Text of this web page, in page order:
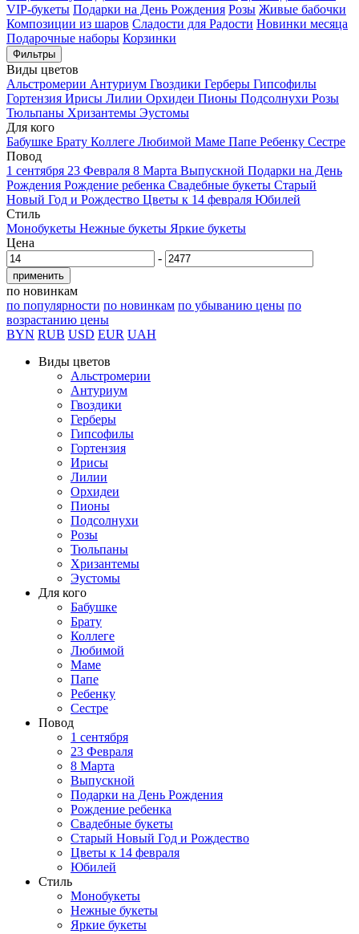
VIP-букеты Подарки на День Рождения Розы Живые бабочки
Композиции из шаров Cладости для Радости Новинки месяца
Подарочные наборы Корзинки
Фильтры
Виды цветов
Альстромерии Антуриум Гвоздики Герберы Гипсофилы
Гортензия Ирисы Лилии Орхидеи Пионы Подсолнухи Розы
Тюльпаны Хризантемы Эустомы
Для кого
Бабушке Брату Коллеге Любимой Маме Папе Ребенку Сестре
Повод
1 сентября 23 Февраля 8 Марта Выпускной Подарки на День
Рождения Рождение ребенка Свадебные букеты Старый
Новый Год и Рождество Цветы к 14 февраля Юбилей
Стиль
Монобукеты Нежные букеты Яркие букеты
Цена
-
применить
по новинкам
по популярности по новинкам по убыванию цены по
возрастанию цены
BYN RUB USD EUR UAH
Виды цветов
Альстромерии
Антуриум
Гвоздики
Герберы
Гипсофилы
Гортензия
Ирисы
Лилии
Орхидеи
Пионы
Подсолнухи
Розы
Тюльпаны
Хризантемы
Эустомы
Для кого
Бабушке
Брату
Коллеге
Любимой
Маме
Папе
Ребенку
Сестре
Повод
1 сентября
23 Февраля
8 Марта
Выпускной
Подарки на День Рождения
Рождение ребенка
Свадебные букеты
Старый Новый Год и Рождество
Цветы к 14 февраля
Юбилей
Стиль
Монобукеты
Нежные букеты
Яркие букеты